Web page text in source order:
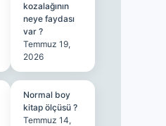
kozalağının
neye faydası
var ?
Temmuz 19,
2026
Normal boy
kitap ölçüsü ?
Temmuz 14,